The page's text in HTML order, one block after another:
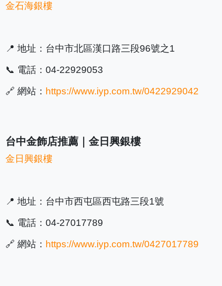
金石海銀樓
📍 地址：台中市北區漢口路三段96號之1
📞 電話：04-22929053
🔗 網站： https://www.iyp.com.tw/0422929042
台中金飾店推薦｜金日興銀樓
金日興銀樓
📍 地址：台中市西屯區西屯路三段1號
📞 電話：04-27017789
🔗 網站： https://www.iyp.com.tw/0427017789